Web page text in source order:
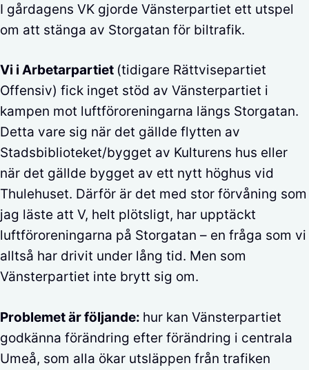
I gårdagens VK gjorde Vänsterpartiet ett utspel
om att stänga av Storgatan för biltrafik.
Vi i Arbetarpartiet (tidigare Rättvisepartiet
Offensiv) fick inget stöd av Vänsterpartiet i
kampen mot luftföroreningarna längs Storgatan.
Detta vare sig när det gällde flytten av
Stadsbiblioteket/bygget av Kulturens hus eller
när det gällde bygget av ett nytt höghus vid
Thulehuset. Därför är det med stor förvåning som
jag läste att V, helt plötsligt, har upptäckt
luftföroreningarna på Storgatan – en fråga som vi
alltså har drivit under lång tid. Men som
Vänsterpartiet inte brytt sig om.
Problemet är följande: hur kan Vänsterpartiet
godkänna förändring efter förändring i centrala
Umeå, som alla ökar utsläppen från trafiken